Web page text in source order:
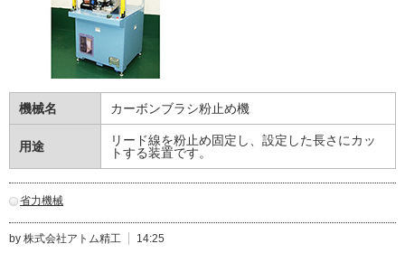
機械名 カーボンブラシ粉止め機
用途
リード線を粉止め固定し、設定した長さにカッ
トする装置です。
省力機械
by 株式会社アトム精工 14:25